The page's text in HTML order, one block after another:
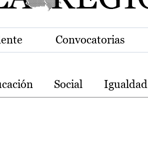
Convocatorias
Social Igualdad